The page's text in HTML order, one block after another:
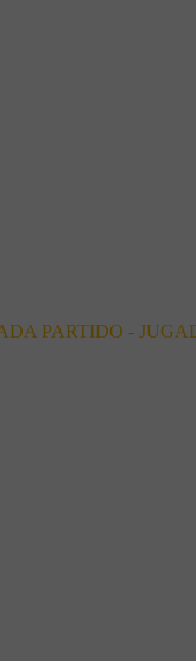
PARTIDO -